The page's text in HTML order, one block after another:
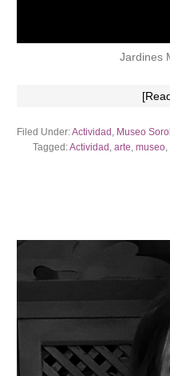
Jardines
Filed Under:Actividad, Museo
Tagged:Actividad,arte,museo,